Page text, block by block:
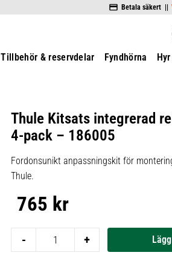
Betala säkert ||
Tillbehör & reservdelar Fyndhörna
Thule Kitsats integrerad
4-pack – 186005
Fordonsunikt anpassningskit för
Thule.
765 kr
+
-